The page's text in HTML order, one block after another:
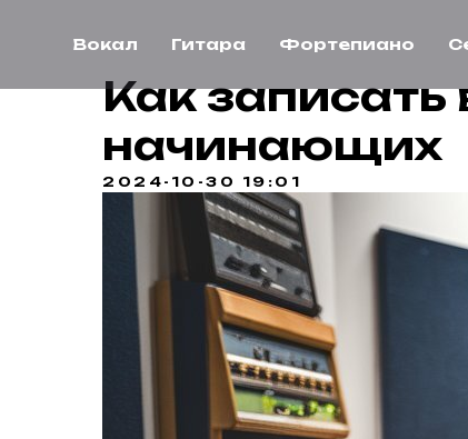
Вокал Гитара Фортепиано
Как записать
начинающих
2024-10-30 19:01